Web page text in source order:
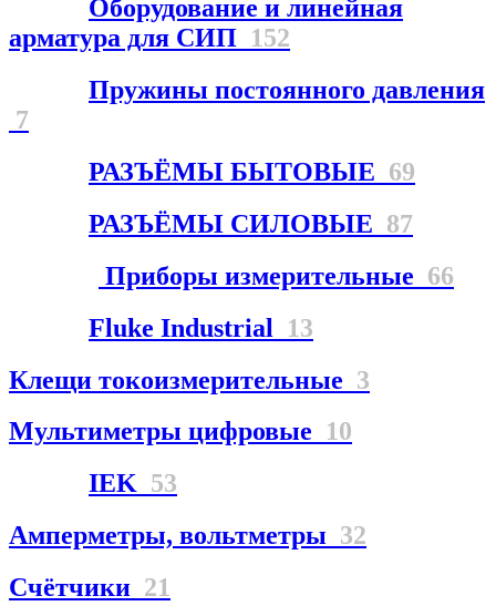
Оборудование и линейная
арматура для СИП 152
Пружины постоянного давления
7
РАЗЪЁМЫ БЫТОВЫЕ 69
РАЗЪЁМЫ СИЛОВЫЕ 87
Приборы измерительные 66
Fluke Industrial 13
Клещи токоизмерительные 3
Мультиметры цифровые 10
IEK 53
Амперметры, вольтметры 32
Счётчики 21